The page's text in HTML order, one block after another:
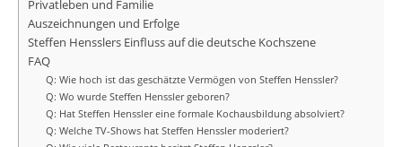
Privatleben und Familie
Auszeichnungen und Erfolge
Steffen Hensslers Einfluss auf die deutsche Kochszene
FAQ
Q: Wie hoch ist das geschätzte Vermögen von Steffen Henssler?
Q: Wo wurde Steffen Henssler geboren?
Q: Hat Steffen Henssler eine formale Kochausbildung absolviert?
Q: Welche TV-Shows hat Steffen Henssler moderiert?